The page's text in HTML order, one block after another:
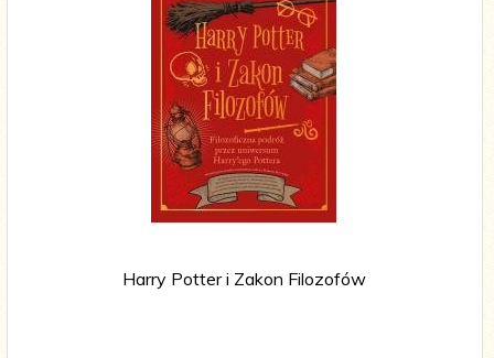
Harry Potter i Zakon Filozofów